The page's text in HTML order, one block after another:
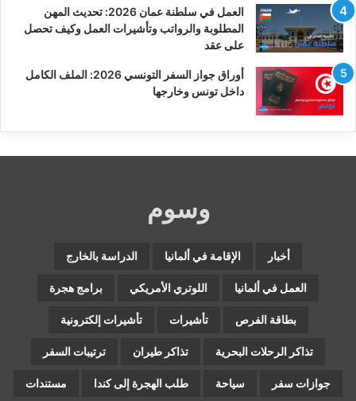
العمل في سلطنة عمان 2026: تحديث المهن
المطلوبة والرواتب وتأشيرات العمل وكيف تحصل
على عقد
أوراق جواز السفر التونسي 2026: الملف الكامل
داخل تونس وخارجها
وسوم
أخبار الإقامة في ألمانيا الدراسة بالخارج
العمل في ألمانيا اللوتري الأمريكي برامج هجرة
بطاقة الفرص تأشيرات تأشيرات إلكترونية
تذاكر الرحلات البحرية تذاكر طيران ترتيبات السفر
جوازات سفر سياحة طلب الهجرة إلى كندا مستندات